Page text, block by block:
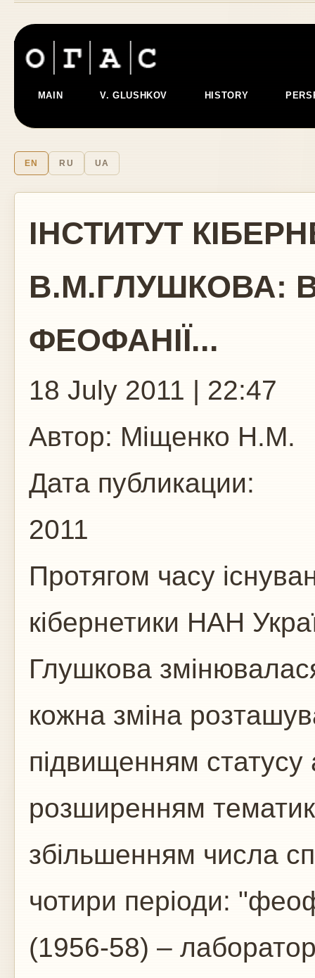
MAIN V. GLUSHKOV HISTORY
EN RU UA
ІНСТИТУТ
В.М.ГЛУШКОВА:
ФЕОФАНІЇ...
18 July 2011 | 22:47
Автор: Міщенко Н.М.
Дата публикации:
2011
Протягом часу
кібернетики НАН
Глушкова
кожна зміна
підвищенням статусу
розширенням
збільшенням числа
чотири періоди:
(1956-58) –